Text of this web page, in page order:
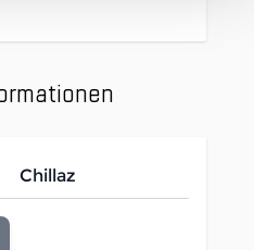
Chillaz